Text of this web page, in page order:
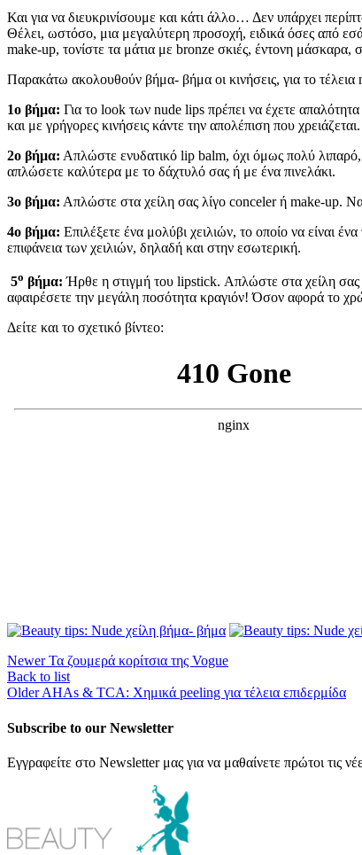
Και για να διευκρινίσουμε και κάτι άλλο… Δεν υπάρχει
Θέλει, ωστόσο, μια μεγαλύτερη προσοχή, ειδικά όσες από
make-up, τονίστε τα μάτια με bronze σκιές, έντονη
Παρακάτω ακολουθούν βήμα- βήμα οι κινήσεις, για το τέλεια
1o βήμα: Για το look των nude lips πρέπει να έχετε
και με γρήγορες κινήσεις κάντε την απολέπιση που χρειάζεται.
2ο βήμα: Απλώστε ενυδατικό lip balm, όχι όμως πολύ λιπαρό,
απλώσετε καλύτερα με το δάχτυλό σας ή με ένα πινελάκι.
3ο βήμα: Απλώστε στα χείλη σας λίγο conceler ή make-up.
4ο βήμα: Επιλέξετε ένα μολύβι χειλιών, το οποίο να είναι
επιφάνεια των χειλιών, δηλαδή και στην εσωτερική.
5ο βήμα: Ήρθε η στιγμή του lipstick. Απλώστε στα χείλη σας
αφαιρέσετε την μεγάλη ποσότητα κραγιόν! Όσον αφορά το
Δείτε και το σχετικό βίντεο:
Newer Τα ζουμερά κορίτσια της Vogue
Back to list
Older AHAs & TCA: Χημικά peeling για τέλεια επιδερμίδα
Subscribe to our Newsletter
Εγγραφείτε στο Newsletter μας για να μαθαίνετε πρώτοι τις